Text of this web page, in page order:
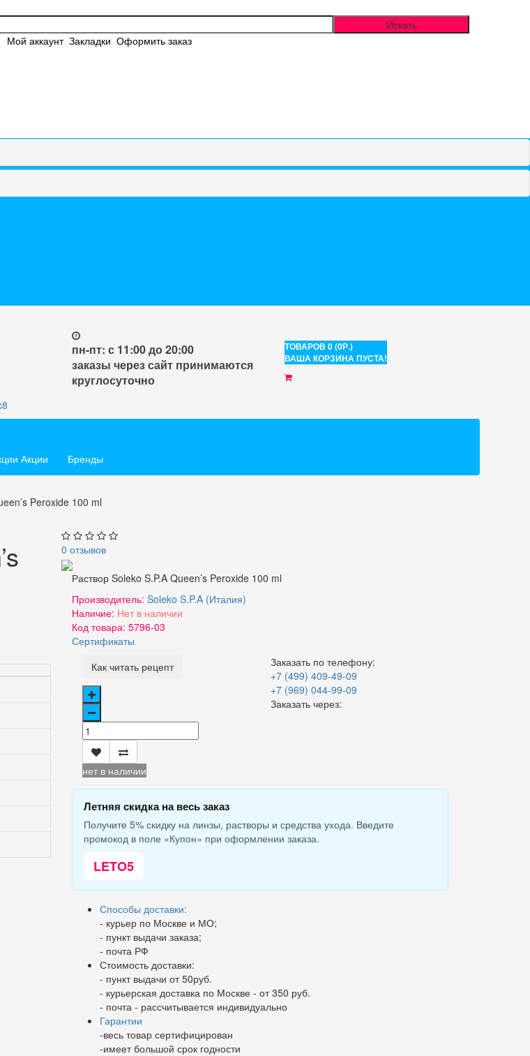
Мой аккаунт Закладки Оформить заказ
пн-пт: с 11:00 до 20:00
заказы через сайт принимаются
круглосуточно
ТОВАРОВ 0 (0Р.)
ВАША КОРЗИНА ПУСТА!
Акции Бренды
Peroxide 100 ml
0 отзывов
Раствор Soleko S.P.A Queen’s Peroxide 100 ml
Производитель: Soleko S.P.A (Италия)
Наличие: Нет в наличии
Код товара: 5796-03
Сертификаты
Как читать рецепт
нет в наличии
Заказать по телефону:
+7 (499) 409-49-09
+7 (969) 044-99-09
Заказать через:
Летняя скидка на весь заказ
Получите 5% скидку на линзы, растворы и средства ухода. Введите
промокод в поле «Купон» при оформлении заказа.
LETO5
Способы доставки:
- курьер по Москве и МО;
- пункт выдачи заказа;
- почта РФ
Стоимость доставки:
- пункт выдачи от 50руб.
- курьерская доставка по Москве - от 350 руб.
- почта - рассчитывается индивидуально
Гарантии
-весь товар сертифицирован
-имеет большой срок годности